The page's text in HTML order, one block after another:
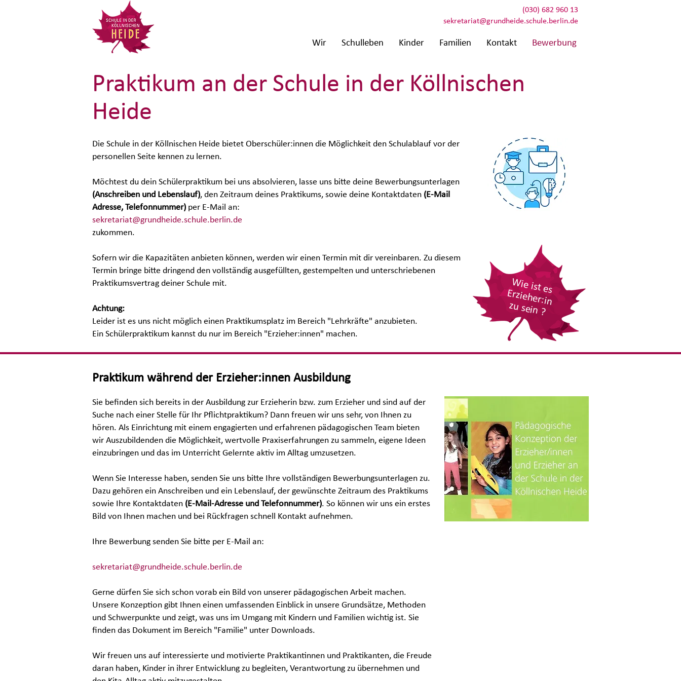
(030) 682 960 13
sekretariat@grundheide.schule.berlin.de
Wir Schulleben Kinder Familien Kontakt Bewerbung
Praktikum an der Schule in der Köllnischen
Heide
Wie ist es
Erzieher:in
zu sein ?
Die Schule in der Köllnischen Heide bietet Oberschüler:innen die Möglichkeit den Schulablauf vor der
personellen Seite kennen zu lernen.
Möchtest du dein Schülerpraktikum bei uns absolvieren, lasse uns bitte deine Bewerbungsunterlagen
(Anschreiben und Lebenslauf), den Zeitraum deines Praktikums, sowie deine Kontaktdaten (E-Mail
Adresse, Telefonnummer) per E-Mail an:
sekretariat@grundheide.schule.berlin.de
zukommen.
Sofern wir die Kapazitäten anbieten können, werden wir einen Termin mit dir vereinbaren. Zu diesem
Termin bringe bitte dringend den vollständig ausgefüllten, gestempelten und unterschriebenen
Praktikumsvertrag deiner Schule mit.
Achtung:
Leider ist es uns nicht möglich einen Praktikumsplatz im Bereich "Lehrkräfte" anzubieten.
Ein Schülerpraktikum kannst du nur im Bereich "Erzieher:innen" machen.
Praktikum während der Erzieher:innen Ausbildung
Sie befinden sich bereits in der Ausbildung zur Erzieherin bzw. zum Erzieher und sind auf der
Suche nach einer Stelle für Ihr Pflichtpraktikum? Dann freuen wir uns sehr, von Ihnen zu
hören. Als Einrichtung mit einem engagierten und erfahrenen pädagogischen Team bieten
wir Auszubildenden die Möglichkeit, wertvolle Praxiserfahrungen zu sammeln, eigene Ideen
einzubringen und das im Unterricht Gelernte aktiv im Alltag umzusetzen.
Wenn Sie Interesse haben, senden Sie uns bitte Ihre vollständigen Bewerbungsunterlagen zu.
Dazu gehören ein Anschreiben und ein Lebenslauf, der gewünschte Zeitraum des Praktikums
sowie Ihre Kontaktdaten (E-Mail-Adresse und Telefonnummer). So können wir uns ein erstes
Bild von Ihnen machen und bei Rückfragen schnell Kontakt aufnehmen.
Ihre Bewerbung senden Sie bitte per E-Mail an:
sekretariat@grundheide.schule.berlin.de
Gerne dürfen Sie sich schon vorab ein Bild von unserer pädagogischen Arbeit machen.
Unsere Konzeption gibt Ihnen einen umfassenden Einblick in unsere Grundsätze, Methoden
und Schwerpunkte und zeigt, was uns im Umgang mit Kindern und Familien wichtig ist. Sie
finden das Dokument im Bereich "Familie" unter Downloads.
Wir freuen uns auf interessierte und motivierte Praktikantinnen und Praktikanten, die Freude
daran haben, Kinder in ihrer Entwicklung zu begleiten, Verantwortung zu übernehmen und